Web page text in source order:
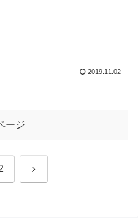
2019.11.02
ージ
次